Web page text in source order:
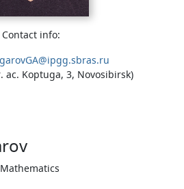
Contact info:
ac. Koptuga, 3, Novosibirsk)